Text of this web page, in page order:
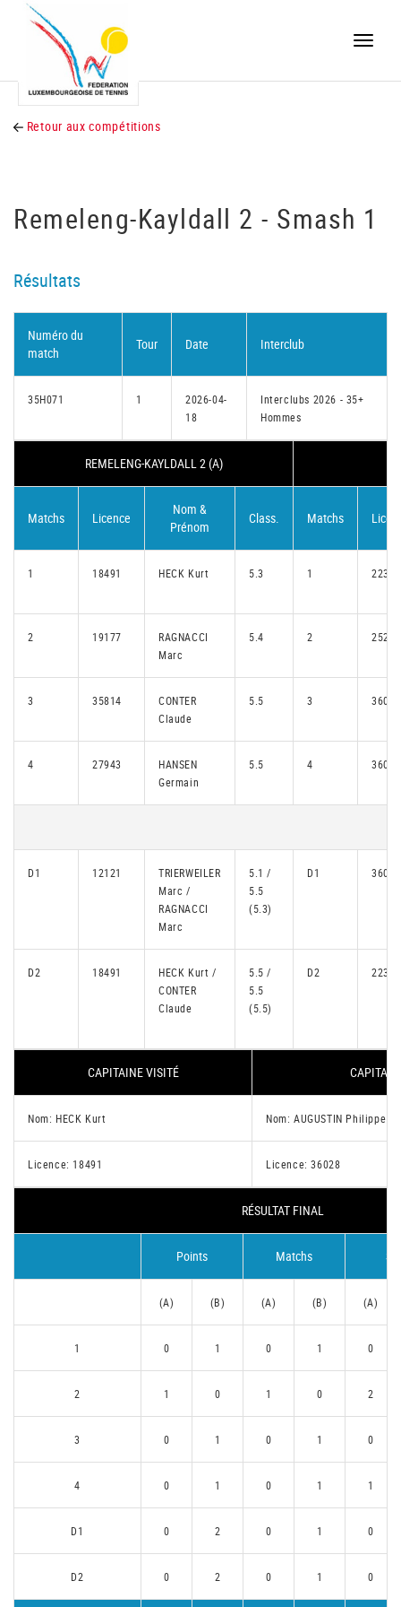
Toggle
Retour aux compétitions
Remeleng-Kayldall 2 - Smash 1
Résultats
Numéro du
match
Tour Date Interclub
35H071 1
2026-04-
18
Interclubs 2026 - 35+
Hommes
REMELENG-KAYLDALL 2 (A)
Matchs Licence
Nom &
Prénom
Class. Matchs
1 18491 HECK Kurt 5.3 1 22395
2 19177
RAGNACCI
Marc
5.4 2 25223
3 35814
CONTER
Claude
5.5 3 36041
4 27943
HANSEN
Germain
5.5 4 36028
D1 12121
TRIERWEILER
Marc /
RAGNACCI
Marc
5.1 /
5.5
(5.3)
D1 36028
D2 18491
HECK Kurt /
CONTER
Claude
5.5 /
5.5
(5.5)
D2 22395
CAPITAINE VISITÉ
Nom: HECK Kurt Nom: AUGUSTIN Philippe
Licence: 18491 Licence: 36028
RÉSULTAT FINAL
Points Matchs
(A) (B) (A) (B) (A)
1 0 1 0 1 0
2 1 0 1 0 2
3 0 1 0 1 0
4 0 1 0 1 1
D1 0 2 0 1 0
D2 0 2 0 1 0